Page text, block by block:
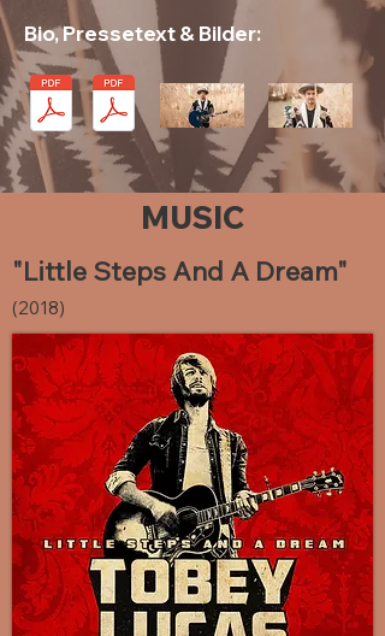
Bio, Pressetext & Bilder:
MUSIC
"Little Steps And A Dream"
(2018)